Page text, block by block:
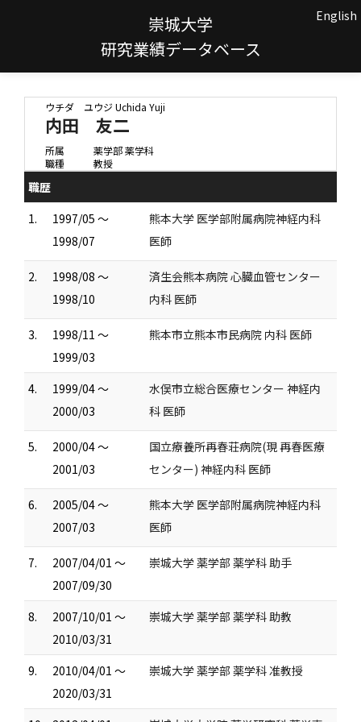
崇城大学
研究業績データベース
English
ウチダ ユウジ Uchida Yuji
内田 友二
所属
薬学部 薬学科
職種
教授
職歴
1.
1997/05 ～
1998/07
熊本大学 医学部附属病院神経内科
医師
2.
1998/08 ～
1998/10
済生会熊本病院 心臓血管センター
内科 医師
3.
1998/11 ～
1999/03
熊本市立熊本市民病院 内科 医師
4.
1999/04 ～
2000/03
水俣市立総合医療センター 神経内
科 医師
5.
2000/04 ～
2001/03
国立療養所再春荘病院(現 再春医療
センター) 神経内科 医師
6.
2005/04 ～
2007/03
熊本大学 医学部附属病院神経内科
医師
7.
2007/04/01 ～
2007/09/30
崇城大学 薬学部 薬学科 助手
8.
2007/10/01 ～
2010/03/31
崇城大学 薬学部 薬学科 助教
9.
2010/04/01 ～
2020/03/31
崇城大学 薬学部 薬学科 准教授